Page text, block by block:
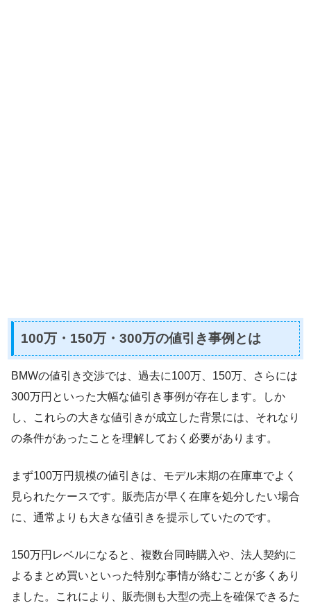
100万・150万・300万の値引き事例とは
BMWの値引き交渉では、過去に100万、150万、さらには
300万円といった大幅な値引き事例が存在します。しか
し、これらの大きな値引きが成立した背景には、それなり
の条件があったことを理解しておく必要があります。
まず100万円規模の値引きは、モデル末期の在庫車でよく
見られたケースです。販売店が早く在庫を処分したい場合
に、通常よりも大きな値引きを提示していたのです。
150万円レベルになると、複数台同時購入や、法人契約に
よるまとめ買いといった特別な事情が絡むことが多くあり
ました。これにより、販売側も大型の売上を確保できるた